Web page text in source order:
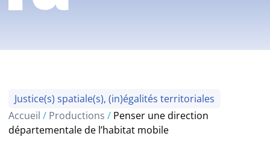
Justice(s) spatiale(s), (in)égalités territoriales
Accueil / Productions / Penser une direction
départementale de l’habitat mobile